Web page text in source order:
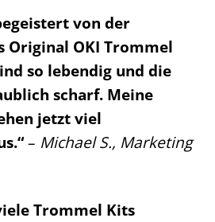
von der
Original OKI Trommel
so lebendig und die
scharf. Meine
jetzt viel
– Michael S., Marketing
Trommel Kits